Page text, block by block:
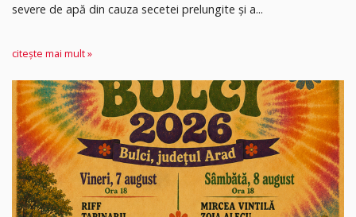
severe de apă din cauza secetei prelungite și a...
citește mai mult »